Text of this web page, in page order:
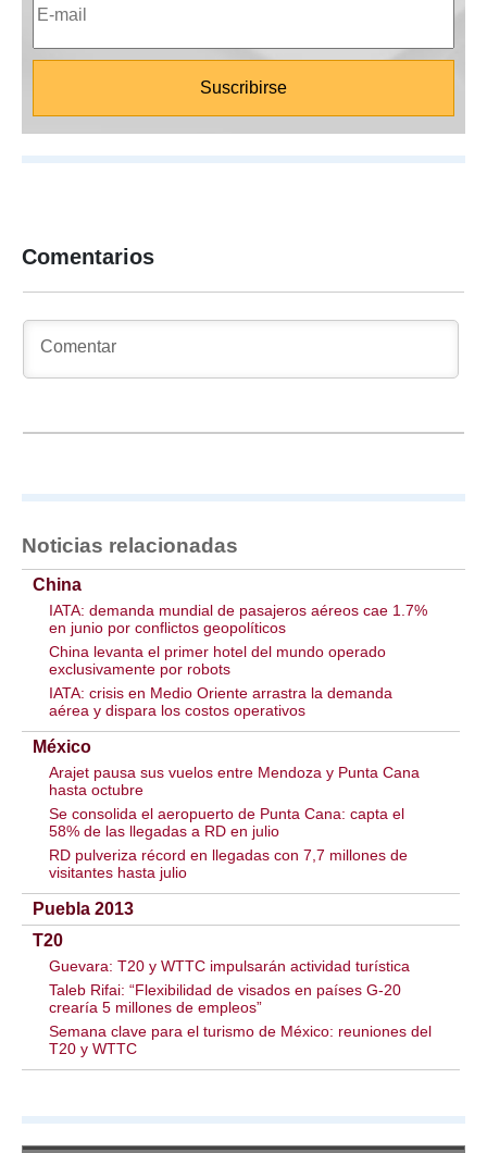
Comentarios
Noticias relacionadas
China
IATA: demanda mundial de pasajeros aéreos cae 1.7%
en junio por conflictos geopolíticos
China levanta el primer hotel del mundo operado
exclusivamente por robots
IATA: crisis en Medio Oriente arrastra la demanda
aérea y dispara los costos operativos
México
Arajet pausa sus vuelos entre Mendoza y Punta Cana
hasta octubre
Se consolida el aeropuerto de Punta Cana: capta el
58% de las llegadas a RD en julio
RD pulveriza récord en llegadas con 7,7 millones de
visitantes hasta julio
Puebla 2013
T20
Guevara: T20 y WTTC impulsarán actividad turística
Taleb Rifai: “Flexibilidad de visados en países G-20
crearía 5 millones de empleos”
Semana clave para el turismo de México: reuniones del
T20 y WTTC